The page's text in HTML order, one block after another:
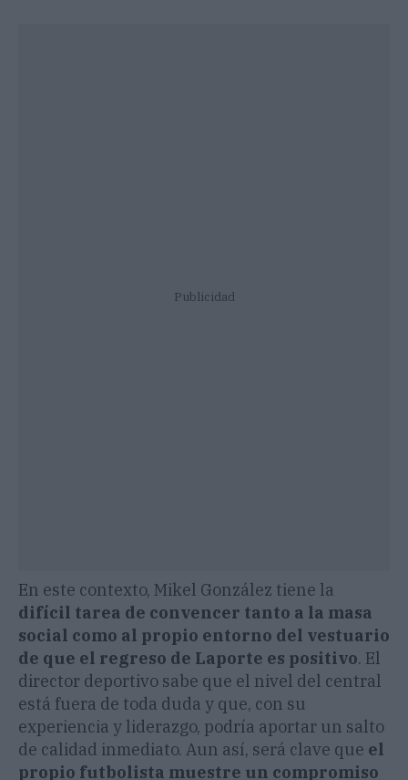
Publicidad
En este contexto, Mikel González tiene la
difícil tarea de convencer tanto a la masa
social como al propio entorno del vestuario
de que el regreso de Laporte es positivo. El
director deportivo sabe que el nivel del central
está fuera de toda duda y que, con su
experiencia y liderazgo, podría aportar un salto
de calidad inmediato. Aun así, será clave que el
propio futbolista muestre un compromiso